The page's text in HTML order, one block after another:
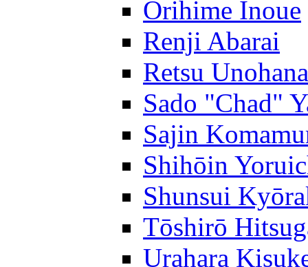
Orihime Inoue
Renji Abarai
Retsu Unohana
Sado "Chad"
Sajin
Shihōin
Shunsui
Tōshirō
Urahara